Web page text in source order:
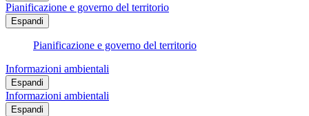
Pianificazione e governo del territorio
Espandi
Pianificazione e governo del territorio
Informazioni ambientali
Espandi
Informazioni ambientali
Espandi